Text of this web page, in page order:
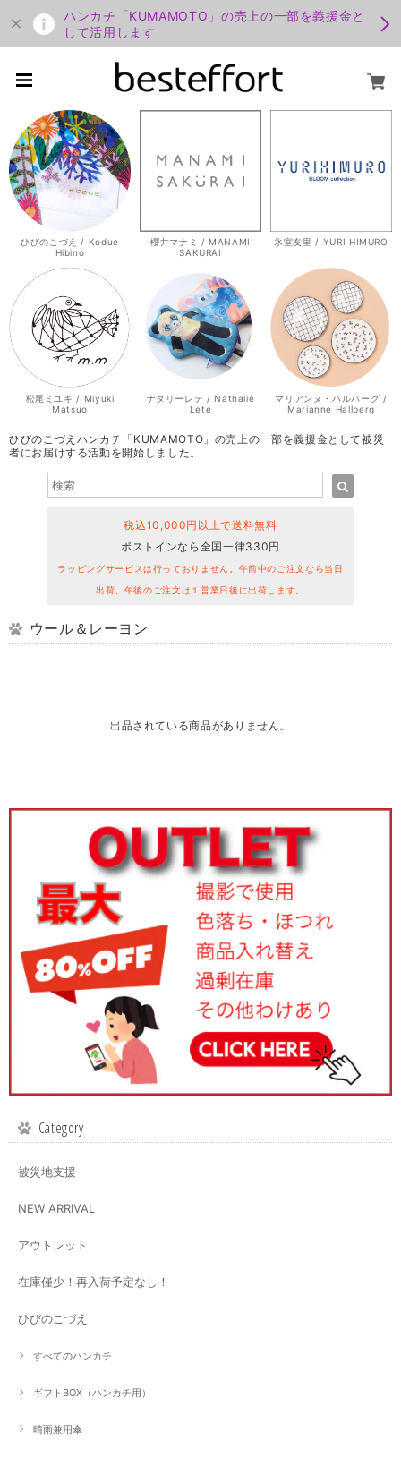
ハンカチ「KUMAMOTO」の売上の一部を義援金と
して活用します
ひびのこづえ / Kodue
Hibino
櫻井マナミ / MANAMI
SAKURAI
氷室友里 / YURI HIMURO
松尾ミユキ / Miyuki
Matsuo
ナタリーレテ / Nathalie
Lete
マリアンヌ・ハルバーグ /
Marianne Hallberg
ひびのこづえハンカチ「KUMAMOTO」の売上の一部を義援金として被災
者にお届けする活動を開始しました。
税込10,000円以上で送料無料
ポストインなら全国一律330円
ラッピングサービスは行っておりません。午前中のご注文なら当日
出荷、午後のご注文は１営業日後に出荷します。
ウール＆レーヨン
出品されている商品がありません。
Category
被災地支援
NEW ARRIVAL
アウトレット
在庫僅少！再入荷予定なし！
ひびのこづえ
すべてのハンカチ
ギフトBOX（ハンカチ用）
晴雨兼用傘